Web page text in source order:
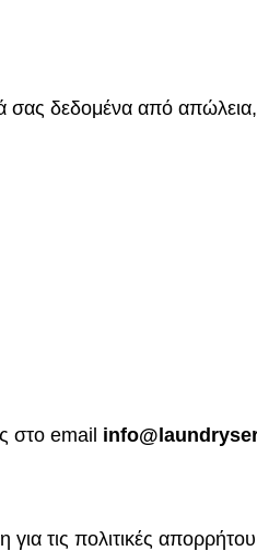
σας δεδομένα από
στο email
τις πολιτικές